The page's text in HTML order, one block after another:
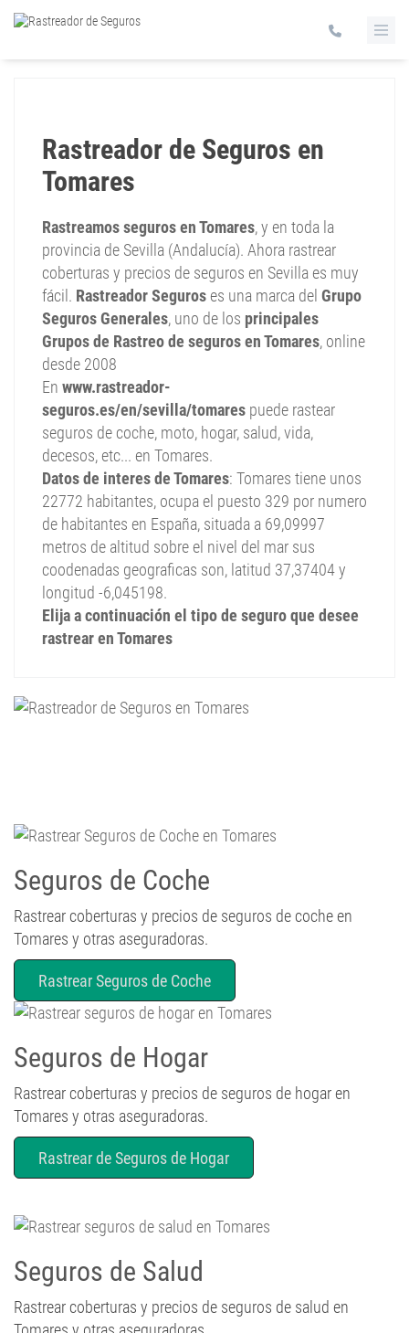
Rastreador de Seguros en
Tomares
Rastreamos seguros en Tomares, y en toda la
provincia de Sevilla (Andalucía). Ahora rastrear
coberturas y precios de seguros en Sevilla es muy
fácil. Rastreador Seguros es una marca del Grupo
Seguros Generales, uno de los principales
Grupos de Rastreo de seguros en Tomares, online
desde 2008
En www.rastreador-
seguros.es/en/sevilla/tomares puede rastear
seguros de coche, moto, hogar, salud, vida,
decesos, etc... en Tomares.
Datos de interes de Tomares: Tomares tiene unos
22772 habitantes, ocupa el puesto 329 por numero
de habitantes en España, situada a 69,09997
metros de altitud sobre el nivel del mar sus
coodenadas geograficas son, latitud 37,37404 y
longitud -6,045198.
Elija a continuación el tipo de seguro que desee
rastrear en Tomares
Seguros de Coche
Rastrear coberturas y precios de seguros de coche en
Tomares y otras aseguradoras.
Rastrear Seguros de Coche
Seguros de Hogar
Rastrear coberturas y precios de seguros de hogar en
Tomares y otras aseguradoras.
Rastrear de Seguros de Hogar
Seguros de Salud
Rastrear coberturas y precios de seguros de salud en